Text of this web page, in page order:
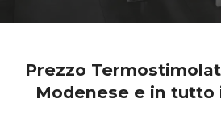
Prezzo
Modenese e in tutto